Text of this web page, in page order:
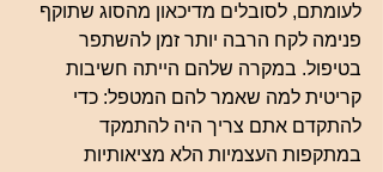
לעומתם, לסובלים מדיכאון מהסוג שתוקף
פנימה לקח הרבה יותר זמן להשתפר
בטיפול. במקרה שלהם הייתה חשיבות
קריטית למה שאמר להם המטפל: כדי
להתקדם אתם צריך היה להתמקד
במתקפות העצמיות הלא מציאותיות